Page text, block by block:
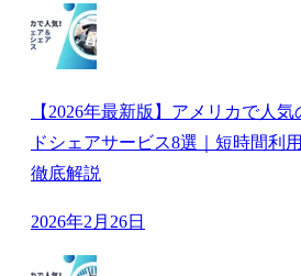
【2026年最新版】アメリカで人
ドシェアサービス8選｜短時間利
徹底解説
2026年2月26日